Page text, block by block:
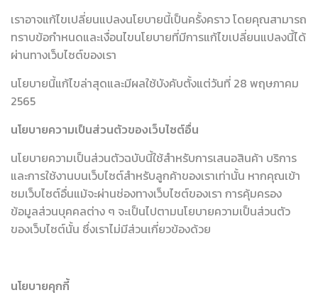
เราอาจแก้ไขเปลี่ยนแปลงนโยบายนี้เป็นครั้งคราว โดยคุณสามารถ
ทราบข้อกำหนดและเงื่อนไขนโยบายที่มีการแก้ไขเปลี่ยนแปลงนี้ได้
ผ่านทางเว็บไซต์ของเรา
นโยบายนี้แก้ไขล่าสุดและมีผลใช้บังคับตั้งแต่วันที่ 28 พฤษภาคม
2565
นโยบายความเป็นส่วนตัวของเว็บไซต์อื่น
นโยบายความเป็นส่วนตัวฉบับนี้ใช้สำหรับการเสนอสินค้า บริการ
และการใช้งานบนเว็บไซต์สำหรับลูกค้าของเราเท่านั้น หากคุณเข้า
ชมเว็บไซต์อื่นแม้จะผ่านช่องทางเว็บไซต์ของเรา การคุ้มครอง
ข้อมูลส่วนบุคคลต่าง ๆ จะเป็นไปตามนโยบายความเป็นส่วนตัว
ของเว็บไซต์นั้น ซึ่งเราไม่มีส่วนเกี่ยวข้องด้วย
นโยบายคุกกี้